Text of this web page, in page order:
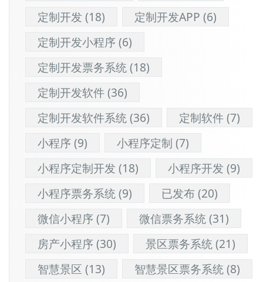
定制开发 (18) 定制开发APP (6)
定制开发小程序(6)
定制开发票务系统(18)
定制开发软件(36)
定制开发软件系统(36) 定制软件(7)
小程序(9) 小程序定制 (7)
小程序定制开发 (18) 小程序开发 (9)
小程序票务系统(9) 已发布(20)
微信小程序(7) 微信票务系统(31)
房产小程序(30) 景区票务系统(21)
智慧景区 (13) 智慧景区票务系统(8)